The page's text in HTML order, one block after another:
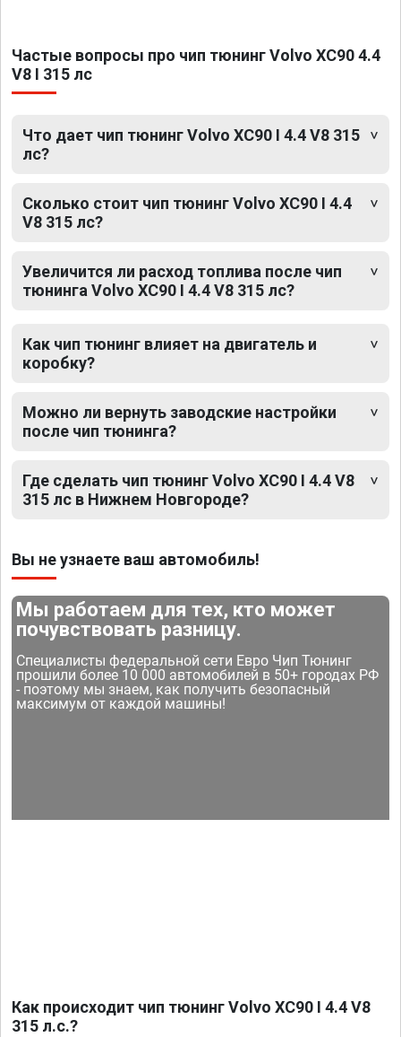
Частые вопросы про чип тюнинг Volvo XC90 4.4
V8 I 315 лс
Что дает чип тюнинг Volvo XC90 I 4.4 V8 315
лс?
Сколько стоит чип тюнинг Volvo XC90 I 4.4
V8 315 лс?
Увеличится ли расход топлива после чип
тюнинга Volvo XC90 I 4.4 V8 315 лс?
Как чип тюнинг влияет на двигатель и
коробку?
Можно ли вернуть заводские настройки
после чип тюнинга?
Где сделать чип тюнинг Volvo XC90 I 4.4 V8
315 лс в Нижнем Новгороде?
Вы не узнаете ваш автомобиль!
Мы работаем для тех, кто может
почувствовать разницу.
Специалисты федеральной сети Евро Чип Тюнинг
прошили более 10 000 автомобилей в 50+ городах РФ
- поэтому мы знаем, как получить безопасный
максимум от каждой машины!
Как происходит чип тюнинг Volvo XC90 I 4.4 V8
315 л.с.?